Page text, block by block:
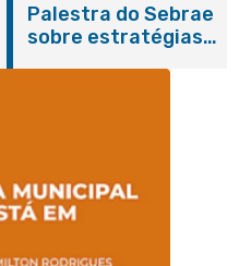
promovem
conscientização
sobre hanseníase
Palestra do Sebrae
sobre estratégias